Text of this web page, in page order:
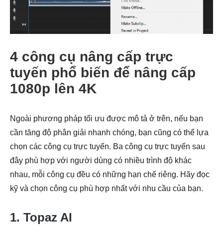
4 công cụ nâng cấp trực
tuyến phổ biến để nâng cấp
1080p lên 4K
Ngoài phương pháp tối ưu được mô tả ở trên, nếu bạn
cần tăng độ phân giải nhanh chóng, bạn cũng có thể lựa
chọn các công cụ trực tuyến. Ba công cụ trực tuyến sau
đây phù hợp với người dùng có nhiều trình độ khác
nhau, mỗi công cụ đều có những hạn chế riêng. Hãy đọc
kỹ và chọn công cụ phù hợp nhất với nhu cầu của bạn.
1. Topaz AI